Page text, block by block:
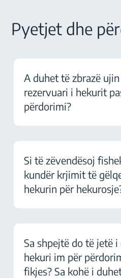
Pyetjet dhe
A duhet të zbrazë
rezervuari i hekurit
përdorimi?
Si të zëvendësoj
kundër krjimit të
hekurin për
Sa shpejtë do të jetë i
hekuri im për
fikjes? Sa kohë i